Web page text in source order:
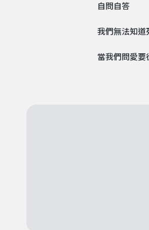
自問自答
我們無法知道
當我們問愛要